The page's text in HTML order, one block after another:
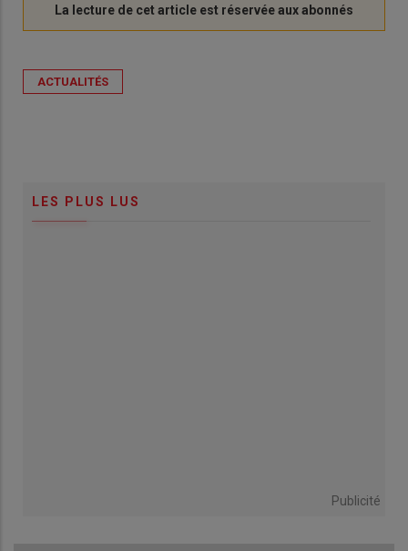
ACTUALITÉS
LES PLUS LUS
Publicité